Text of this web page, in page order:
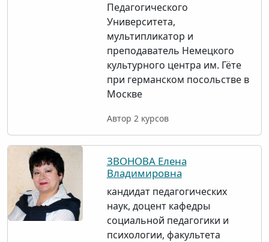
Педагогического
Университета,
мультипликатор и
преподаватель Немецкого
культурного центра им. Гёте
при германском посольстве в
Москве
Автор 2 курсов
ЗВОНОВА Елена
Владимировна
кандидат педагогических
наук, доцент кафедры
социальной педагогики и
психологии, факультета